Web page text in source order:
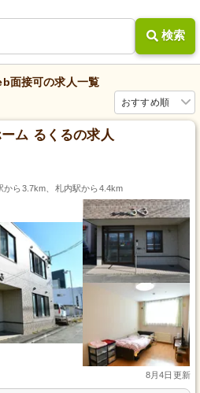
検索
面接可の求人一覧
おすすめ順
ム るくるの求人
から3.7km、札内駅から4.4km
8月4日更新